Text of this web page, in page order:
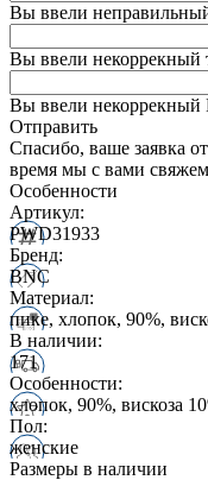
Вы ввели
Вы ввели некоррекный
Вы ввели некоррекный
Отправить
Спасибо, ваше заявка
время мы с вами
Особенности
Артикул:
PWD31933
Бренд:
BNC
Материал:
пике, хлопок, 90%,
В наличии:
171
Особенности:
хлопок, 90%, вискоза
Пол:
женские
Размеры в наличии